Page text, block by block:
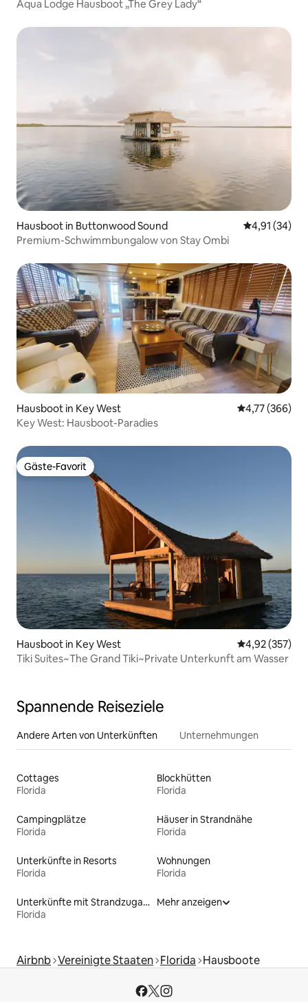
Aqua Lodge Hausboot „The Grey Lady“
Hausboot in Buttonwood Sound
4,91 (34)
Premium-Schwimmbungalow von Stay Ombi
Hausboot in Key West
4,77 (366)
Key West: Hausboot-Paradies
Gäste-Favorit
Gäste-Favorit
Hausboot in Key West
4,92 (357)
Tiki Suites~The Grand Tiki~Private Unterkunft am Wasser
Spannende Reiseziele
Andere Arten von Unterkünften Unternehmungen
Cottages
Florida
Blockhütten
Florida
Campingplätze
Florida
Häuser in Strandnähe
Florida
Unterkünfte in Resorts
Florida
Wohnungen
Florida
Unterkünfte mit Strandzugang
Florida
Mehr anzeigen
Airbnb Vereinigte Staaten Florida Hausboote